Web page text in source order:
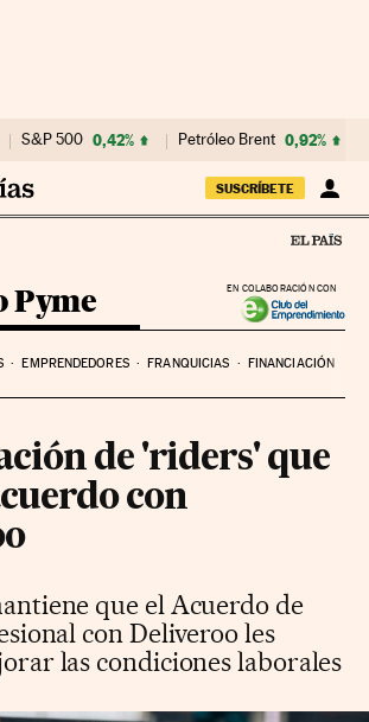
S&P 500 0,42% Petróleo Brent 0,92%
SUSCRÍBETE
EN COLABORACIÓN CON
EMPRENDEDORES FRANQUICIAS FINANCIACIÓN
de 'riders' que
con
que el Acuerdo de
con Deliveroo les
las condiciones laborales